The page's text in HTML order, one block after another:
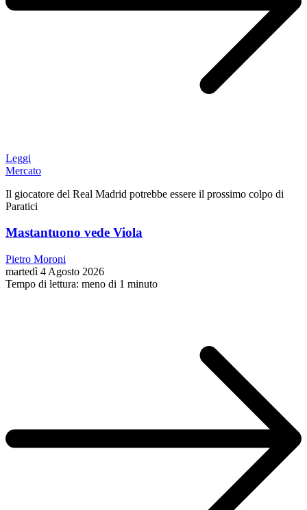
Leggi
Mercato
Il giocatore del Real Madrid potrebbe essere il prossimo colpo di
Paratici
Mastantuono vede Viola
Pietro Moroni
martedì 4 Agosto 2026
Tempo di lettura: meno di 1 minuto